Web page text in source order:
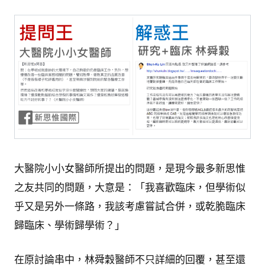
大醫院小小女醫師所提出的問題，是現今最多新思惟
之友共同的問題，大意是：「我喜歡臨床，但學術似
乎又是另外一條路，我該考慮嘗試合併，或乾脆臨床
歸臨床、學術歸學術？」
在原討論串中，林舜穀醫師不只詳細的回覆，甚至還